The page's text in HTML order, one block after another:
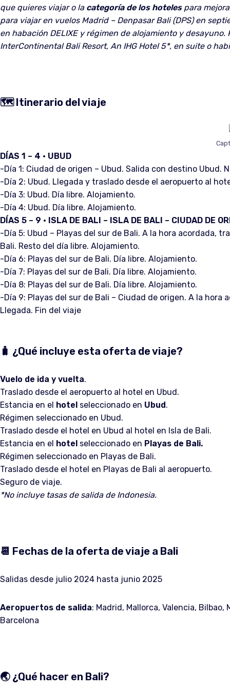
que quieres viajar o la categoría de los hotelespara
para viajar en vuelos Madrid – Denpasar Bali (DPS) en
en habación DELIXE y régimen de alojamiento y
InterContinental Bali Resort, An IHG Hotel 5*, en suite o
🗺️ Itinerario del viaje
DÍAS 1 – 4 · UBUD
-Día 1: Ciudad de origen – Ubud. Salida con destino Ubud.
-Día 2: Ubud. Llegada y traslado desde el aeropuerto al
-Día 3: Ubud. Día libre. Alojamiento.
-Día 4: Ubud. Día libre. Alojamiento.
DÍAS 5 – 9 · ISLA DE BALI – ISLA DE BALI – CIUDAD DE
-Día 5: Ubud – Playas del sur de Bali. A la hora acordada,
Bali. Resto del día libre. Alojamiento.
-Día 6: Playas del sur de Bali. Día libre. Alojamiento.
-Día 7: Playas del sur de Bali. Día libre. Alojamiento.
-Día 8: Playas del sur de Bali. Día libre. Alojamiento.
-Día 9: Playas del sur de Bali – Ciudad de origen. A la
Llegada. Fin del viaje
🧳 ¿Qué incluye esta oferta de viaje?
Vuelo de ida y vuelta.
Traslado desde el aeropuerto al hotel en Ubud.
Estancia en el hotel seleccionado en Ubud.
Régimen seleccionado en Ubud.
Traslado desde el hotel en Ubud al hotel en Isla de Bali.
Estancia en el hotel seleccionado en Playas de Bali.
Régimen seleccionado en Playas de Bali.
Traslado desde el hotel en Playas de Bali al aeropuerto.
Seguro de viaje.
*No incluye tasas de salida de Indonesia.
📆 Fechas de la oferta de viaje a Bali
Salidas desde julio 2024 hasta junio 2025
Aeropuertos de salida: Madrid, Mallorca, Valencia,
Barcelona
🌏 ¿Qué hacer en Bali?